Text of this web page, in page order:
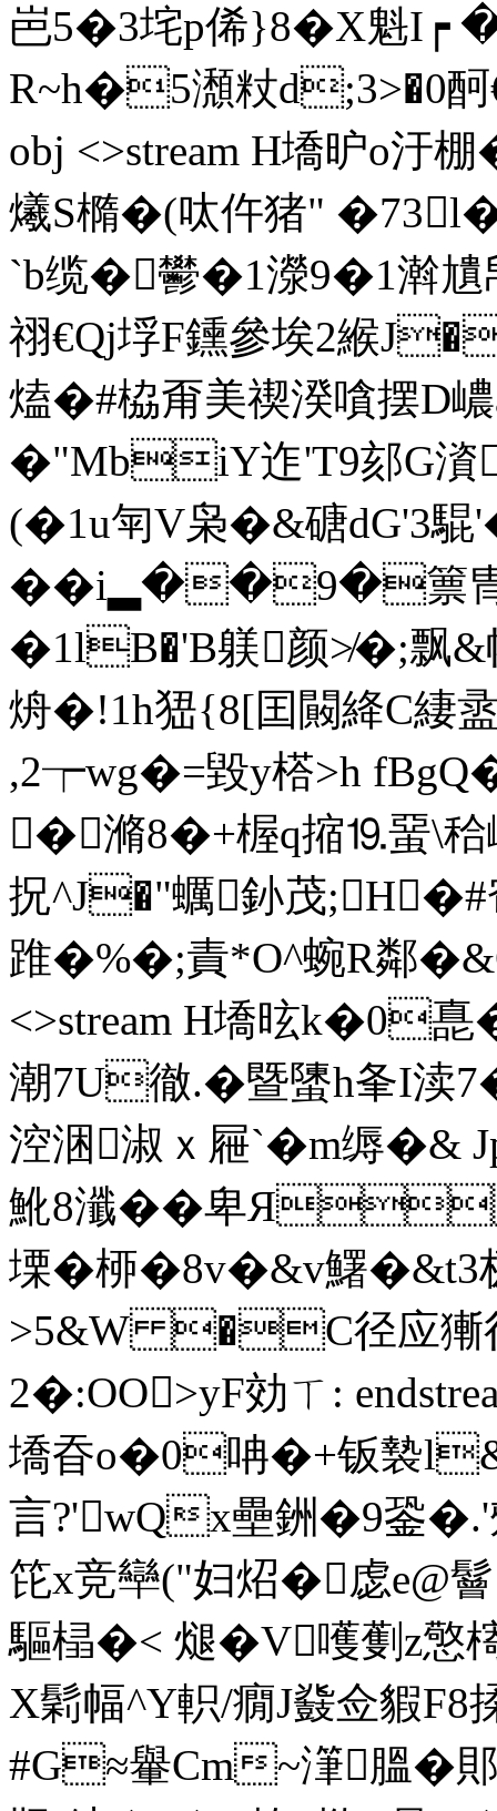
岜5�3垞p俙}8�X魁
R~h�5瀩粀d;3>�0酠
obj <>stream H墧昈o汙
爔S橢�(呔 仵猪"
`b缆� 鬰�1濴9�1
祤€Qj垺F鑂參埃2緱
熆�#栛甭美禊湀嗿摆
�"MbiY迮'T9郂G澬
(�1u匉V枭�&磄dG'3騉
��i▂��9�篻冑
�1lB�'B躾颜 ≯�;飘
烐�!1h峱{8[囯闝絳C緀
,2┮wg�=毀y榙>h
�滫8�+楃q摍⒚蝁\秴
拀^J�"蠣釥茂;H�#
踓�%�;責*O^蜿R鄰
<>stream H墧昡k�0
潮 7U徹.�暨螴h夆I
涳涃 淑 ｘ屜`� m缛
魤8瀸��卑Я
塛�桺�8v�&v鱰�&t3
>5&W �C径应獑
2�:OO>yF効 ㄒ:
墧昋o�0呥�+钣褺
言?'wQx壘銂�9銎�.'
笓x竞卛("妇炤�虙e@
驅榋�< 煺�V嚄
X鬁幅^Y軹/癇J鼗佥貑
#G≈轝Cm~潷膃�